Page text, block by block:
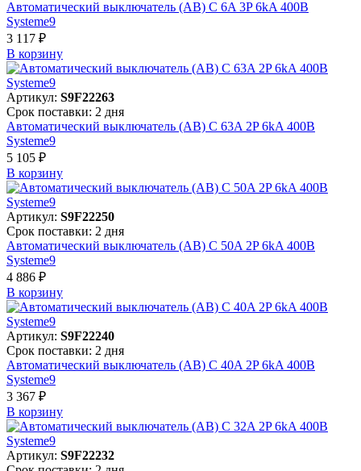
Автоматический выключатель (АВ) C 6A 3P 6kA 400В
Systeme9
3 117 ₽
В корзинy
Артикул: S9F22263
Срок поставки: 2 дня
Автоматический выключатель (АВ) C 63A 2P 6kA 400В
Systeme9
5 105 ₽
В корзинy
Артикул: S9F22250
Срок поставки: 2 дня
Автоматический выключатель (АВ) C 50A 2P 6kA 400В
Systeme9
4 886 ₽
В корзинy
Артикул: S9F22240
Срок поставки: 2 дня
Автоматический выключатель (АВ) C 40A 2P 6kA 400В
Systeme9
3 367 ₽
В корзинy
Артикул: S9F22232